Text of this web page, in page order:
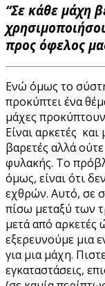
“Σε κάθε μάχη
προς όφελος
Ενώ όμως το
προκύπτει ένα
μάχες
Είναι αρκετές
βαρετές αλλά
φυλακής. Το
όμως, είναι ότι
εχθρών. Αυτό, σε
πίσω μεταξύ των
μετά από αρκετές
εξερευνούμε μια
για μια μάχη.
εγκαταστάσεις,